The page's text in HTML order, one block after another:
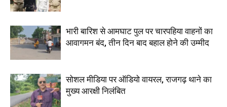
भारी बारिश से आमघाट पुल पर चारपहिया वाहनों का
आवागमन बंद, तीन दिन बाद बहाल होने की उम्मीद
सोशल मीडिया पर ऑडियो वायरल, राजगढ़ थाने का
मुख्य आरक्षी निलंबित